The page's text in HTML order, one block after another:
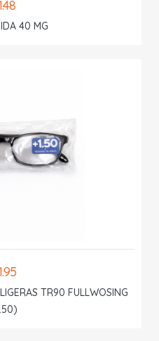
40 MG
TR90 FULLWOSING